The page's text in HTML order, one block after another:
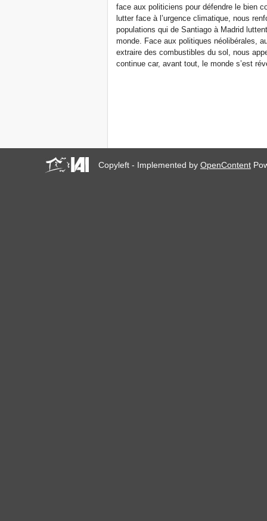
face aux politiciens pour défendre le bien
lutter face à l’urgence climatique, nous
populations qui de Santiago à Madrid
monde. Face aux politiques néolibérales,
extraire des combustibles du sol, nous
continue car, avant tout, le monde s’est
Copyleft - Implemented byOpenContent